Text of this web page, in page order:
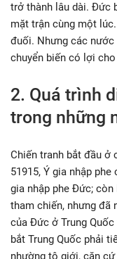
trở thành lâu dài. Đức
mặt trận cùng một
đuối. Nhưng các
chuyển biến có lợi
2. Quá trình
trong những
Chiến tranh bắt đầu ở
51915, Ý gia nhập
gia nhập phe Đức;
tham chiến, nhưng đã
của Đức ở Trung
bắt Trung Quốc phải
nhường tô giới, căn